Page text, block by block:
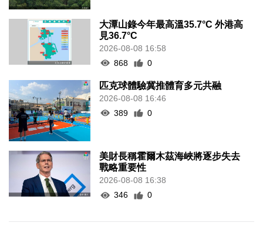
大潭山錄今年最高溫35.7°C 外港高
見36.7°C
2026-08-08 16:58
868
0
匹克球體驗冀推體育多元共融
2026-08-08 16:46
389
0
美財長稱霍爾木茲海峽將逐步失去
戰略重要性
2026-08-08 16:38
346
0